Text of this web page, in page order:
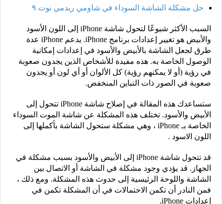
حل مشكلة الشاشة السوداء في شاومي ريدمي نوت ٩
السبب الأكثر شيوعًا لتحول شاشة iPhone إلى اللون الأسود
والأبيض هو تغيير إعدادات برنامج iPhone. يدعم iPhone عدة
طرق لجعل الشاشة بالأبيض والأسود في إعدادات إمكانية
الوصول الخاصة به. هذه مفيدة للأشخاص الذين يجدون صعوبة
في رؤية (أو لا يمكنهم رؤية) كل الألوان أو أي لون أو يجدون
صعوبة في الصور ذات التباين المنخفض.
ستساعدك هذه المقالة في إصلاح شاشة iPhone تتحول إلى
الأبيض والأسود. تختلف هذه المشكلة عن شاشة الموت السوداء
الخاصة بـ iPhone ، وهي مشكلة ستحول الشاشة بأكملها إلى
اللون الاسود .
قد تتحول شاشة iPhone إلى الأبيض والأسود بسبب مشكلة في
الجهاز. قد يؤدي وجود مشكلة في الشاشة أو الاتصال بين
الشاشة واللوحة الرئيسية إلى حدوث هذه المشكلة. ومع ذلك ،
فمن النادر أن تكمن الاحتمالات في أن المشكلة تكمن في
إعدادات iPhone.